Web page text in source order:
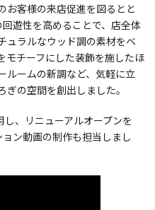
お客様の来店促進を図るとと
遊性を高めることで、店全体
ュラルなウッド調の素材をベ
モチーフにした装飾を施したほ
ルームの新調など、気軽に立
の空間を創出しました。
、リニューアルオープンを
ン動画の制作も担当しまし